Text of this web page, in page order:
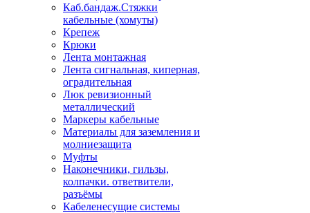
Каб.бандаж.Стяжки
кабельные (хомуты)
Крепеж
Крюки
Лента монтажная
Лента сигнальная, киперная,
оградительная
Люк ревизионный
металлический
Маркеры кабельные
Материалы для заземления и
молниезащита
Муфты
Наконечники, гильзы,
колпачки. ответвители,
разъёмы
Кабеленесущие системы